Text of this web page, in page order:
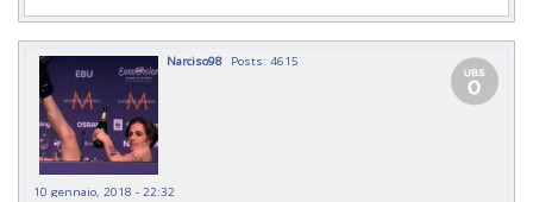
Narciso98 Posts: 4615
10 gennaio, 2018 - 22:32